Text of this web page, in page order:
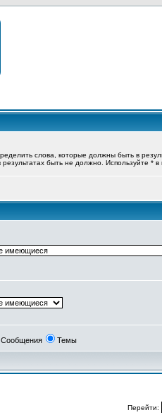
слова, которые должны быть в
результатах быть не должно. Используйте *
Сообщения Темы
Перейти: